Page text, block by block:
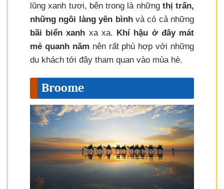
lũng xanh tươi, bên trong là những thị trấn,
những ngôi làng yên bìnhvà có cả những
bãi biển xanh xa xa. Khí hậu ở đây mát
mẻ quanh năm nên rất phù hợp với những
du khách tới đây tham quan vào mùa hè.
Broome